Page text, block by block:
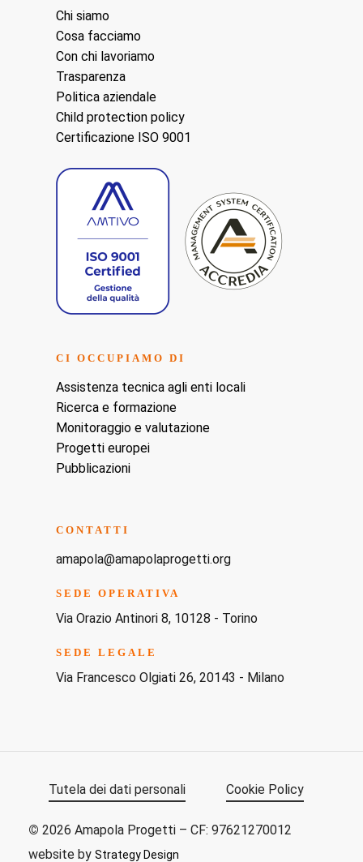
Chi siamo
Cosa facciamo
Con chi lavoriamo
Trasparenza
Politica aziendale
Child protection policy
Certificazione ISO 9001
CI OCCUPIAMO DI
Assistenza tecnica agli enti locali
Ricerca e formazione
Monitoraggio e valutazione
Progetti europei
Pubblicazioni
CONTATTI
amapola@amapolaprogetti.org
SEDE OPERATIVA
Via Orazio Antinori 8, 10128 - Torino
SEDE LEGALE
Via Francesco Olgiati 26, 20143 - Milano
© 2026 Amapola Progetti – CF: 97621270012
website by Strategy Design
Tutela dei dati personali Cookie Policy